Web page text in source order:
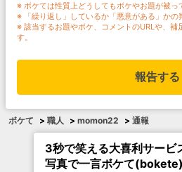
※ ボケては性質上どうしてもボケやお題が被っ
※ 「繰り返し」しているか「悪意がある」かの
※ 該当するお題やボケ、コメントのURLや、補
す。
報告する
ボケて > 職人 > momon22 > 通報
3秒で笑える大喜利サービ
写真で一言ボケて(bokete)